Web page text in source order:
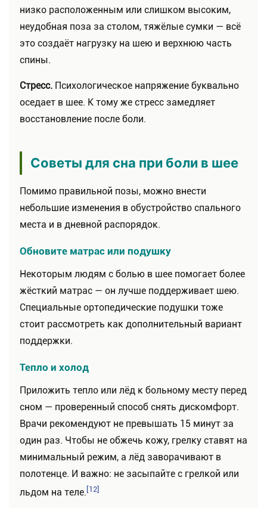
низко расположенным или слишком высоким,
неудобная поза за столом, тяжёлые сумки — всё
это создаёт нагрузку на шею и верхнюю часть
спины.
Стресс. Психологическое напряжение буквально
оседает в шее. К тому же стресс замедляет
восстановление после боли.
Советы для сна при боли в шее
Помимо правильной позы, можно внести
небольшие изменения в обустройство спального
места и в дневной распорядок.
Обновите матрас или подушку
Некоторым людям с болью в шее помогает более
жёсткий матрас — он лучше поддерживает шею.
Специальные ортопедические подушки тоже
стоит рассмотреть как дополнительный вариант
поддержки.
Тепло и холод
Приложить тепло или лёд к больному месту перед
сном — проверенный способ снять дискомфорт.
Врачи рекомендуют не превышать 15 минут за
один раз. Чтобы не обжечь кожу, грелку ставят на
минимальный режим, а лёд заворачивают в
полотенце. И важно: не засыпайте с грелкой или
льдом на теле. [12]